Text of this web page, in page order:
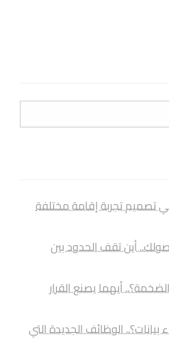
تصميم تجربة إقامة مختلفة
أين تقف الحدود بين
الضخمة؟.. أيهما يصنع القرار
الوظائف الجديدة التي